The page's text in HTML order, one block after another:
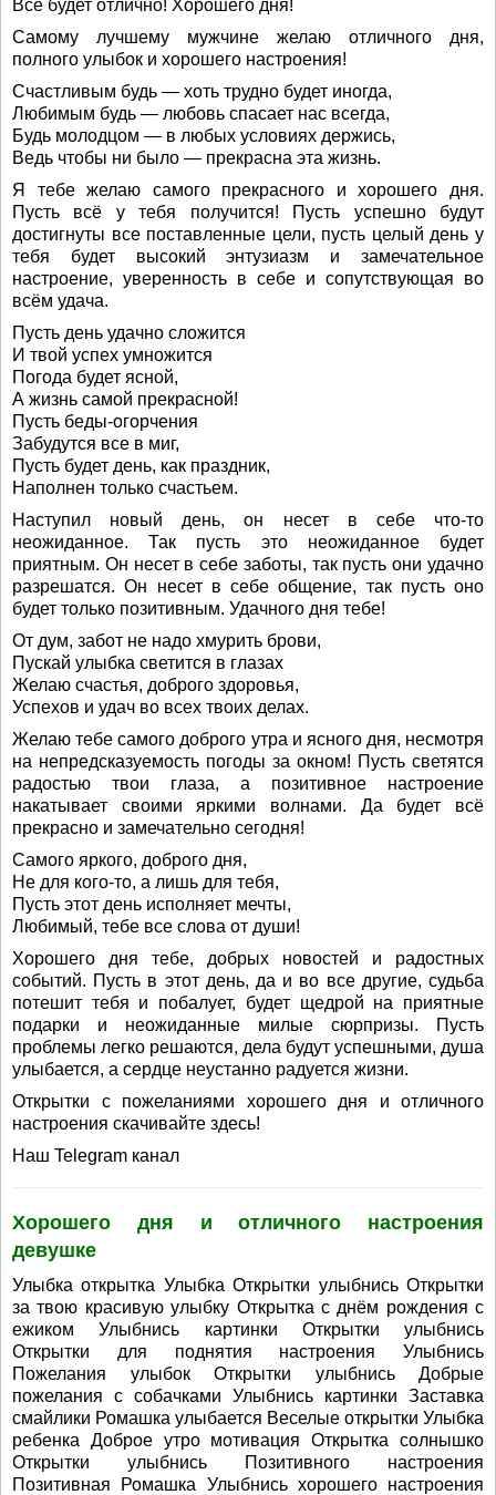
Всё будет отлично! Хорошего дня!
Самому лучшему мужчине желаю отличного дня,
полного улыбок и хорошего настроения!
Счастливым будь — хоть трудно будет иногда,
Любимым будь — любовь спасает нас всегда,
Будь молодцом — в любых условиях держись,
Ведь чтобы ни было — прекрасна эта жизнь.
Я тебе желаю самого прекрасного и хорошего дня.
Пусть всё у тебя получится! Пусть успешно будут
достигнуты все поставленные цели, пусть целый день у
тебя будет высокий энтузиазм и замечательное
настроение, уверенность в себе и сопутствующая во
всём удача.
Пусть день удачно сложится
И твой успех умножится
Погода будет ясной,
А жизнь самой прекрасной!
Пусть беды-огорчения
Забудутся все в миг,
Пусть будет день, как праздник,
Наполнен только счастьем.
Наступил новый день, он несет в себе что-то
неожиданное. Так пусть это неожиданное будет
приятным. Он несет в себе заботы, так пусть они удачно
разрешатся. Он несет в себе общение, так пусть оно
будет только позитивным. Удачного дня тебе!
От дум, забот не надо хмурить брови,
Пускай улыбка светится в глазах
Желаю счастья, доброго здоровья,
Успехов и удач во всех твоих делах.
Желаю тебе самого доброго утра и ясного дня, несмотря
на непредсказуемость погоды за окном! Пусть светятся
радостью твои глаза, а позитивное настроение
накатывает своими яркими волнами. Да будет всё
прекрасно и замечательно сегодня!
Самого яркого, доброго дня,
Не для кого-то, а лишь для тебя,
Пусть этот день исполняет мечты,
Любимый, тебе все слова от души!
Хорошего дня тебе, добрых новостей и радостных
событий. Пусть в этот день, да и во все другие, судьба
потешит тебя и побалует, будет щедрой на приятные
подарки и неожиданные милые сюрпризы. Пусть
проблемы легко решаются, дела будут успешными, душа
улыбается, а сердце неустанно радуется жизни.
Открытки с пожеланиями хорошего дня и отличного
настроения скачивайте здесь!
Наш Telegram канал
Хорошего дня и отличного настроения
девушке
Улыбка открытка Улыбка Открытки улыбнись Открытки
за твою красивую улыбку Открытка с днём рождения с
ежиком Улыбнись картинки Открытки улыбнись
Открытки для поднятия настроения Улыбнись
Пожелания улыбок Открытки улыбнись Добрые
пожелания с собачками Улыбнись картинки Заставка
смайлики Ромашка улыбается Веселые открытки Улыбка
ребенка Доброе утро мотивация Открытка солнышко
Открытки улыбнись Позитивного настроения
Позитивная Ромашка Улыбнись хорошего настроения